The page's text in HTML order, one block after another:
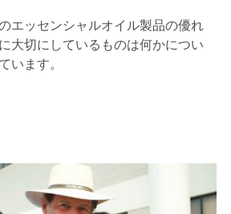
エッセンシャルオイル製品の優れ
大切にしているものは何かについ
います。